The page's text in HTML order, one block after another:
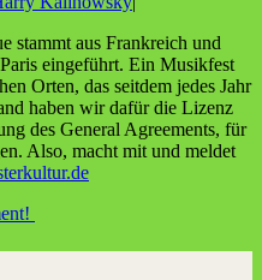
stammt aus Frank­reich und
ein­ge­führt. Ein Musik­fest
Orten, das seit­dem jedes Jahr
haben wir dafür die Lizenz
des Gene­ral Agree­ments, für
Also, macht mit und mel­det